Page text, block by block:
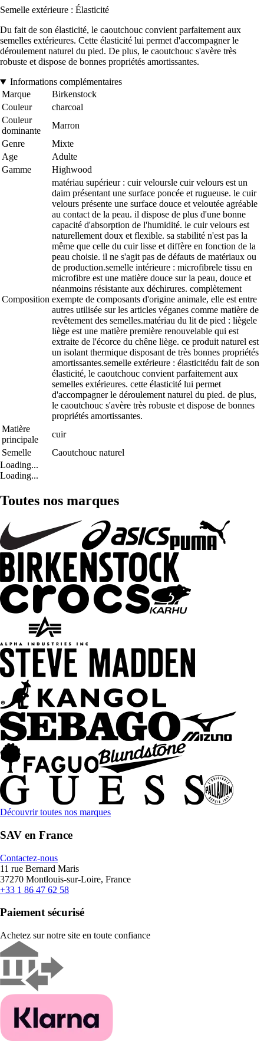
Semelle extérieure : Élasticité
Du fait de son élasticité, le caoutchouc convient parfaitement aux
semelles extérieures. Cette élasticité lui permet d'accompagner le
déroulement naturel du pied. De plus, le caoutchouc s'avère très
robuste et dispose de bonnes propriétés amortissantes.
Informations complémentaires
Marque
Birkenstock
Couleur
charcoal
Couleur
dominante
Marron
Genre
Mixte
Age
Adulte
Gamme
Highwood
Composition
matériau supérieur : cuir veloursle cuir velours est un
daim présentant une surface poncée et rugueuse. le cuir
velours présente une surface douce et veloutée agréable
au contact de la peau. il dispose de plus d'une bonne
capacité d'absorption de l'humidité. le cuir velours est
naturellement doux et flexible. sa stabilité n'est pas la
même que celle du cuir lisse et diffère en fonction de la
peau choisie. il ne s'agit pas de défauts de matériaux ou
de production.semelle intérieure : microfibrele tissu en
microfibre est une matière douce sur la peau, douce et
néanmoins résistante aux déchirures. complètement
exempte de composants d'origine animale, elle est entre
autres utilisée sur les articles véganes comme matière de
revêtement des semelles.matériau du lit de pied : liègele
liège est une matière première renouvelable qui est
extraite de l'écorce du chêne liège. ce produit naturel est
un isolant thermique disposant de très bonnes propriétés
amortissantes.semelle extérieure : élasticitédu fait de son
élasticité, le caoutchouc convient parfaitement aux
semelles extérieures. cette élasticité lui permet
d'accompagner le déroulement naturel du pied. de plus,
le caoutchouc s'avère très robuste et dispose de bonnes
propriétés amortissantes.
Matière
principale
cuir
Semelle
Caoutchouc naturel
Loading...
Loading...
Toutes nos marques
Découvrir toutes nos marques
SAV en France
Contactez-nous
11 rue Bernard Maris
37270 Montlouis-sur-Loire, France
+33 1 86 47 62 58
Paiement sécurisé
Achetez sur notre site en toute confiance